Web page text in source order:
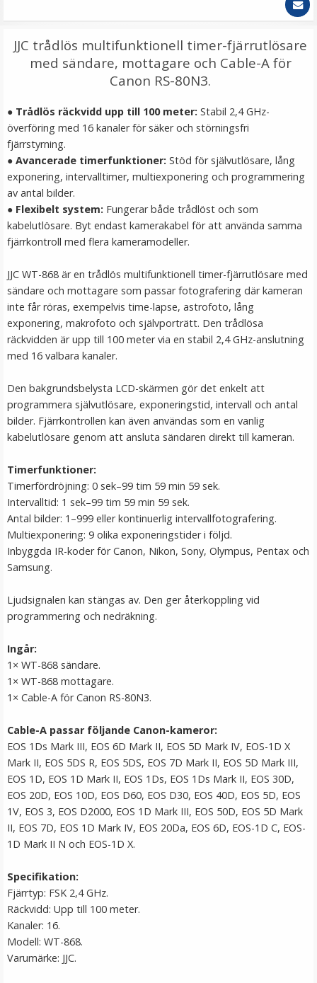
★ ★ ★
199 kr
Puluz Gängadapter 1/4 tums hongänga till 3/8 tums
hangänga
LÄGG I VARUKORG
Spakskydd för DJI Mavic Pro / Spark fjärrkontroll
★★★
LÄGG I VARUKORG
★★
JJC trådlös multifunktionell timer-fjärrutlösare
med sändare, mottagare och Cable-A för
Canon RS-80N3.
● Trådlös räckvidd upp till 100 meter: Stabil 2,4 GHz-
överföring med 16 kanaler för säker och störningsfri
fjärrstyrning.
● Avancerade timerfunktioner: Stöd för självutlösare, lång
exponering, intervalltimer, multiexponering och programmering
av antal bilder.
● Flexibelt system: Fungerar både trådlöst och som
kabelutlösare. Byt endast kamerakabel för att använda samma
fjärrkontroll med flera kameramodeller.
JJC WT-868 är en trådlös multifunktionell timer-fjärrutlösare med
sändare och mottagare som passar fotografering där kameran
inte får röras, exempelvis time-lapse, astrofoto, lång
exponering, makrofoto och självporträtt. Den trådlösa
räckvidden är upp till 100 meter via en stabil 2,4 GHz-anslutning
med 16 valbara kanaler.
Den bakgrundsbelysta LCD-skärmen gör det enkelt att
programmera självutlösare, exponeringstid, intervall och antal
bilder. Fjärrkontrollen kan även användas som en vanlig
kabelutlösare genom att ansluta sändaren direkt till kameran.
Timerfunktioner:
Timerfördröjning: 0 sek–99 tim 59 min 59 sek.
Intervalltid: 1 sek–99 tim 59 min 59 sek.
Antal bilder: 1–999 eller kontinuerlig intervallfotografering.
Multiexponering: 9 olika exponeringstider i följd.
Inbyggda IR-koder för Canon, Nikon, Sony, Olympus, Pentax och
Samsung.
Ljudsignalen kan stängas av. Den ger återkoppling vid
programmering och nedräkning.
Ingår:
1× WT-868 sändare.
1× WT-868 mottagare.
1× Cable-A för Canon RS-80N3.
Cable-A passar följande Canon-kameror:
EOS 1Ds Mark III, EOS 6D Mark II, EOS 5D Mark IV, EOS-1D X
Mark II, EOS 5DS R, EOS 5DS, EOS 7D Mark II, EOS 5D Mark III,
EOS 1D, EOS 1D Mark II, EOS 1Ds, EOS 1Ds Mark II, EOS 30D,
EOS 20D, EOS 10D, EOS D60, EOS D30, EOS 40D, EOS 5D, EOS
1V, EOS 3, EOS D2000, EOS 1D Mark III, EOS 50D, EOS 5D Mark
II, EOS 7D, EOS 1D Mark IV, EOS 20Da, EOS 6D, EOS-1D C, EOS-
1D Mark II N och EOS-1D X.
Specifikation:
Fjärrtyp: FSK 2,4 GHz.
Räckvidd: Upp till 100 meter.
Kanaler: 16.
Modell: WT-868.
Varumärke: JJC.